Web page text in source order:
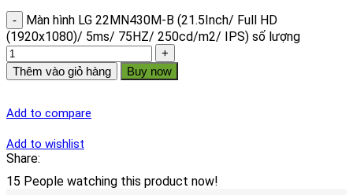
Màn hình LG 22MN430M-B (21.5Inch/ Full HD
(1920x1080)/ 5ms/ 75HZ/ 250cd/m2/ IPS) số lượng
Thêm vào giỏ hàng Buy now
Add to compare
Add to wishlist
Share:
15 People watching this product now!